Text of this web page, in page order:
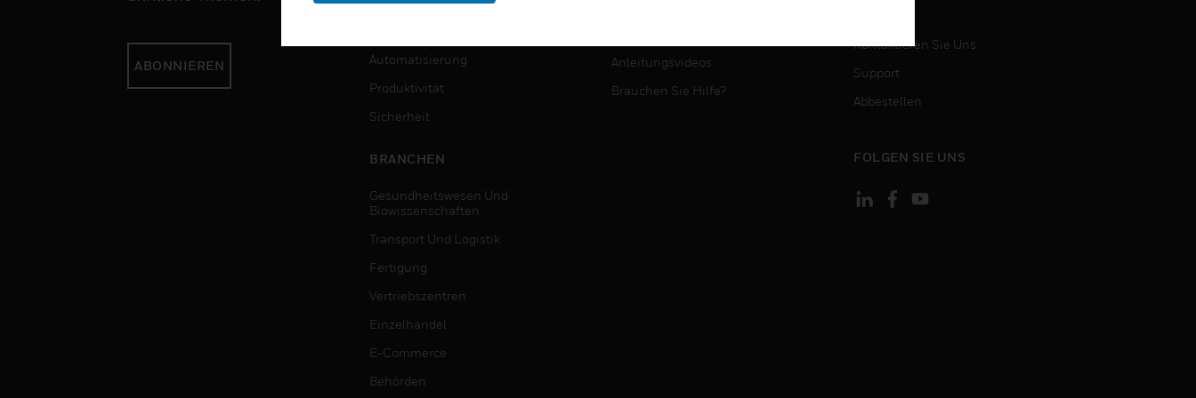
ABONNIEREN
Automatisierung
Produktivität
Sicherheit
BRANCHEN
Gesundheitswesen Und
Biowissenschaften
Transport Und Logistik
Fertigung
Vertriebszentren
Einzelhandel
E-Commerce
Behörden
Anleitungsvideos
Brauchen Sie Hilfe?
Kontaktieren Sie Uns
Support
Abbestellen
FOLGEN SIE UNS